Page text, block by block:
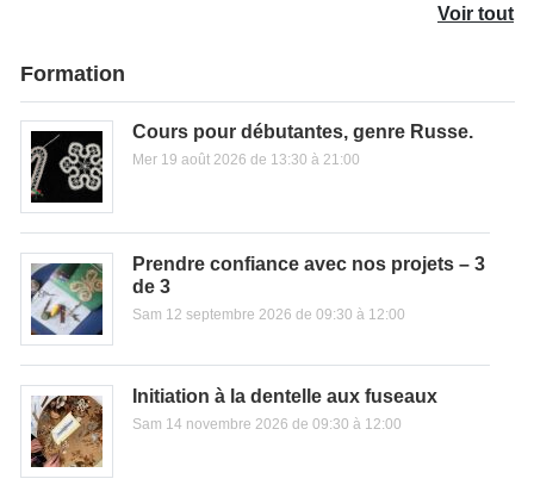
Voir tout
Formation
Cours pour débutantes, genre Russe.
Mer 19 août 2026 de 13:30 à 21:00
Prendre confiance avec nos projets – 3
de 3
Sam 12 septembre 2026 de 09:30 à 12:00
Initiation à la dentelle aux fuseaux
Sam 14 novembre 2026 de 09:30 à 12:00